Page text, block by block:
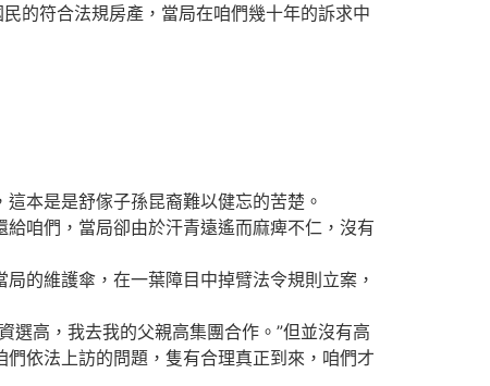
的符合法規房產，當局在咱們幾十年的訴求中
本是是舒傢子孫昆裔難以健忘的苦楚。
咱們，當局卻由於汗青遠遙而麻痺不仁，沒有
的維護傘，在一葉障目中掉臂法令規則立案，
高，我去我的父親高集團合作。”但並沒有高
依法上訪的問題，隻有合理真正到來，咱們才